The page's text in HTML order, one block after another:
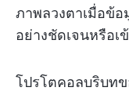
ภาพลวงตาเมื่อข้
อย่างชัดเจนหรือเ
โปรโตคอลบริบทข